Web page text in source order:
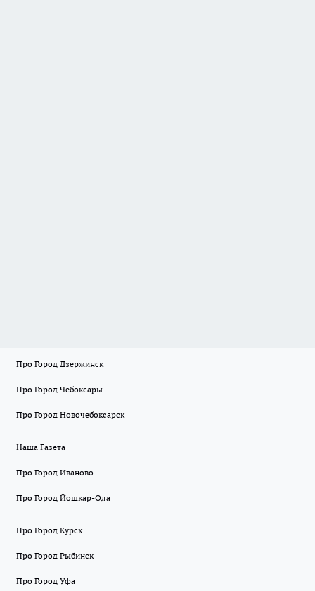
Про Город Дзержинск
Про Город Чебоксары
Про Город Новочебоксарск
Наша Газета
Про Город Иваново
Про Город Йошкар-Ола
Про Город Курск
Про Город Рыбинск
Про Город Уфа